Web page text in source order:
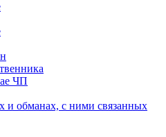
ЧП
и обманах, с ними связанных